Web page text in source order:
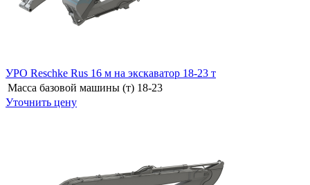
УРО Reschke Rus 16 м на экскаватор 18-23 т
Масса базовой машины (т) 18-23
Уточнить цену